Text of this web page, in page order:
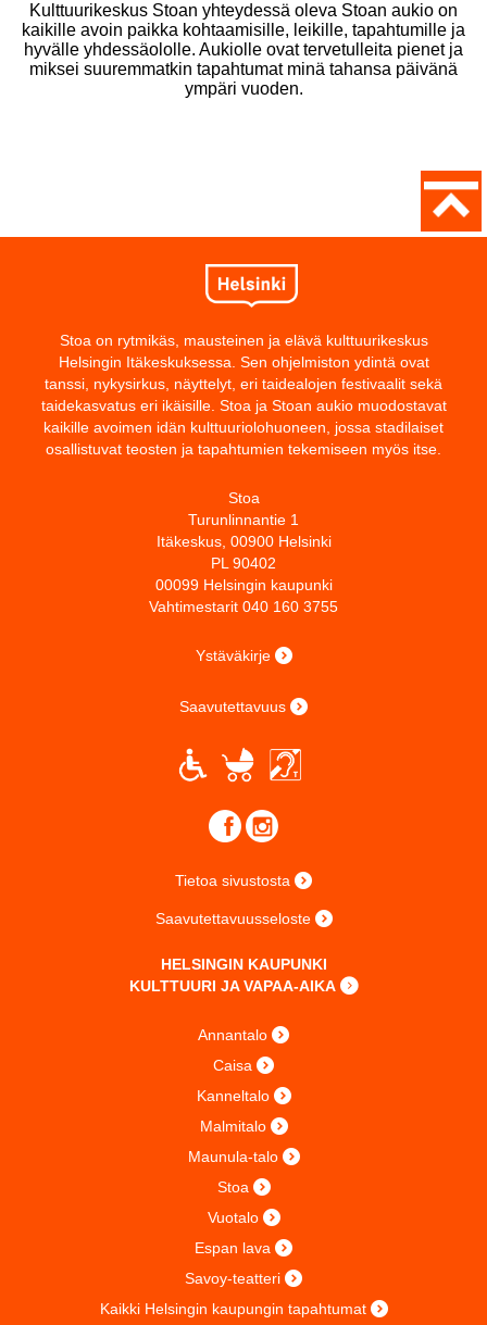
Kulttuurikeskus Stoan yhteydessä oleva Stoan aukio on
kaikille avoin paikka kohtaamisille, leikille, tapahtumille ja
hyvälle yhdessäololle. Aukiolle ovat tervetulleita pienet ja
miksei suuremmatkin tapahtumat minä tahansa päivänä
ympäri vuoden.
Stoa on rytmikäs, mausteinen ja elävä kulttuurikeskus
Helsingin Itäkeskuksessa. Sen ohjelmiston ydintä ovat
tanssi, nykysirkus, näyttelyt, eri taidealojen festivaalit sekä
taidekasvatus eri ikäisille. Stoa ja Stoan aukio muodostavat
kaikille avoimen idän kulttuuriolohuoneen, jossa stadilaiset
osallistuvat teosten ja tapahtumien tekemiseen myös itse.
Stoa
Turunlinnantie 1
Itäkeskus, 00900 Helsinki
PL 90402
00099 Helsingin kaupunki
Vahtimestarit 040 160 3755
Ystäväkirje
Saavutettavuus
Tietoa sivustosta
Saavutettavuusseloste
HELSINGIN KAUPUNKI
KULTTUURI JA VAPAA-AIKA
Annantalo
Caisa
Kanneltalo
Malmitalo
Maunula-talo
Stoa
Vuotalo
Espan lava
Savoy-teatteri
Kaikki Helsingin kaupungin tapahtumat